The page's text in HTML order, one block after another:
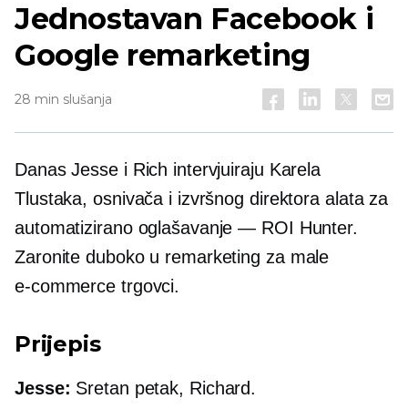
Jednostavan Facebook i
Google remarketing
28 min slušanja
Danas Jesse i Rich intervjuiraju Karela
Tlustaka, osnivača i izvršnog direktora alata za
automatizirano oglašavanje — ROI Hunter.
Zaronite duboko u remarketing za male
e-commerce trgovci.
Prijepis
Jesse: Sretan petak, Richard.